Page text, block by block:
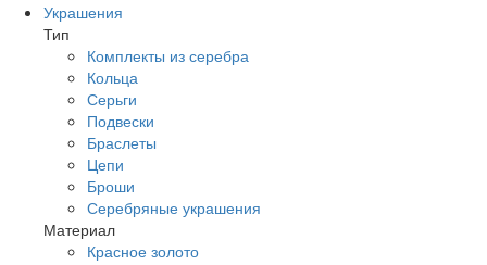
Украшения
Тип
Комплекты из серебра
Кольца
Серьги
Подвески
Браслеты
Цепи
Броши
Серебряные украшения
Материал
Красное золото